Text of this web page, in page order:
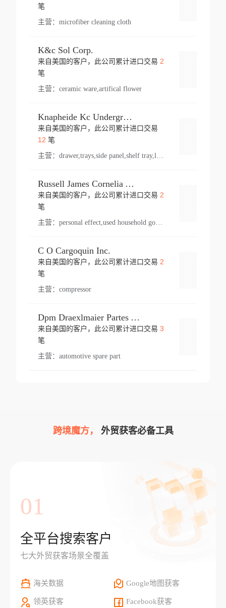
笔
主营： microfiber cleaning cloth
K&c Sol Corp.
来自美国的客户，此公司累计进口交易 2
笔
主营： ceramic ware,artifical flower
Knapheide Kc Underground
来自美国的客户，此公司累计进口交易
12 笔
主营：
Russell James Cornelia Arlington Va
来自美国的客户，此公司累计进口交易 2
笔
主营： personal effect,used household goods
C O Cargoquin Inc.
来自美国的客户，此公司累计进口交易 2
笔
主营： compressor
Dpm Draexlmaier Partes Automotrices Corr Ind Huejotzingo
来自美国的客户，此公司累计进口交易 3
笔
主营： automotive spare part
跨境魔方， 外贸获客必备工具
01
全平台搜索客户
七大外贸获客场景全覆盖
海关数据 Google地图获客
领英获客 Facebook获客